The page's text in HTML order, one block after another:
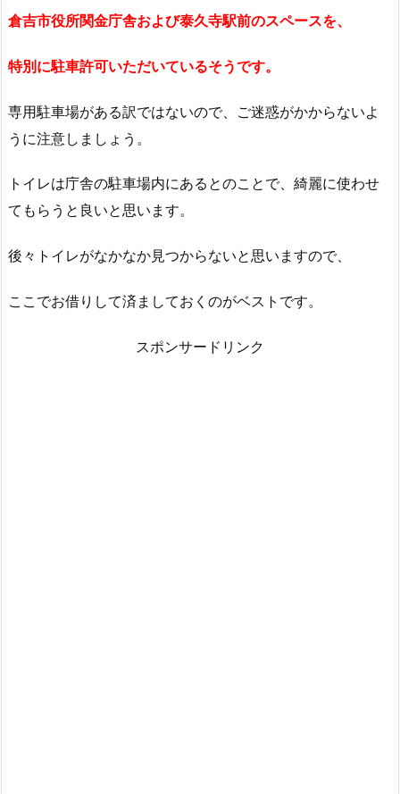
倉吉市役所関金庁舎および泰久寺駅前のスペースを、
特別に駐車許可いただいているそうです。
専用駐車場がある訳ではないので、ご迷惑がかからないよ
うに注意しましょう。
トイレは庁舎の駐車場内にあるとのことで、綺麗に使わせ
てもらうと良いと思います。
後々トイレがなかなか見つからないと思いますので、
ここでお借りして済ましておくのがベストです。
スポンサードリンク